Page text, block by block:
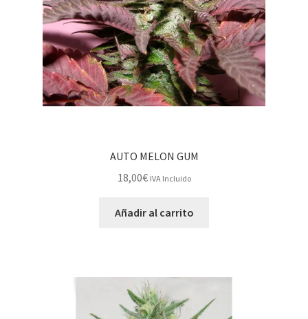
AUTO MELON GUM
18,00€ IVA Incluido
Añadir al carrito